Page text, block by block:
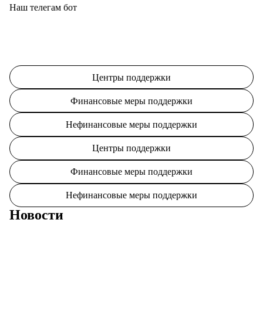
Наш телегам бот
Центры поддержки
Финансовые меры поддержки
Нефинансовые меры поддержки
Центры поддержки
Финансовые меры поддержки
Нефинансовые меры поддержки
Новости